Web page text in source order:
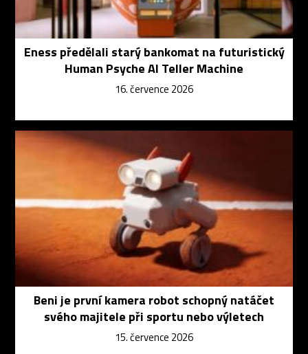
Eness předělali starý bankomat na futuristický
Human Psyche AI Teller Machine
16. července 2026
Beni je první kamera robot schopný natáčet
svého majitele při sportu nebo výletech
15. července 2026